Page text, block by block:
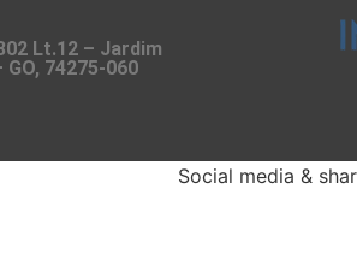
Lt.12 – Jardim
74275-060
Social media &